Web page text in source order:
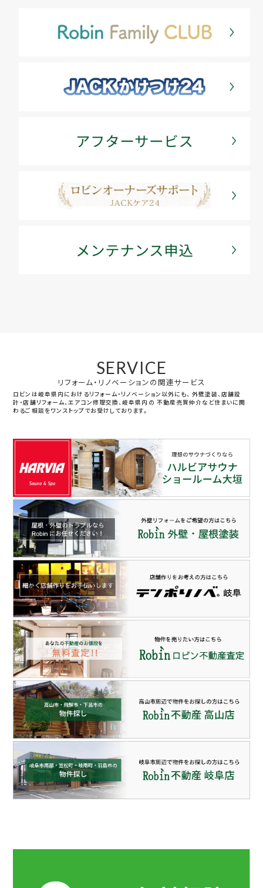
SERVICE
リフォーム・リノベーションの関連サービス
ロビンは岐阜県内におけるリフォーム・リノベーション以外にも、 外壁塗装、店舗設
計・店舗リフォーム、エアコン修理交換、岐阜県内の 不動産売買仲介など住まいに関
わるご相談をワンストップでお受けしております。